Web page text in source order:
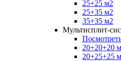
25+25 м2
25+35 м2
35+35 м2
Мультисплит-
20+20+20
20+25+25